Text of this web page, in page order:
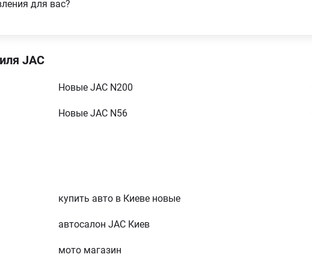
для вас?
JAC
Новые JAC N200
Новые JAC N56
купить авто в Киеве новые
автосалон JAC Киев
мото магазин